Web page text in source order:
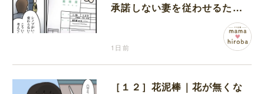
承諾しない妻を従わせるため
に夫が取り出したのは離婚届
1日前
［１２］花泥棒｜花が無くな